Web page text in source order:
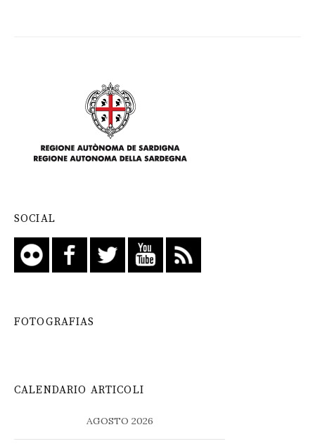
SOCIAL
FOTOGRAFIAS
CALENDARIO ARTICOLI
AGOSTO 2026